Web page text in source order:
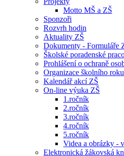
Motto MŠ a ZŠ
Sponzoři
Rozvrh hodin
Aktuality ZŠ
Dokumenty - Formuláře
Školské poradenské
Prohlášení o ochraně
Organizace školního roku
Kalendář akcí ZŠ
On-line výuka ZŠ
1.ročník
2.ročník
3.ročník
4.ročník
5.ročník
Videa a obrázky -
Elektronická žákovská